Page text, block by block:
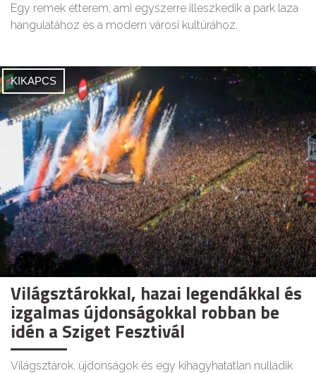
Egy remek étterem, ami egyszerre illeszkedik a park laza
hangulatához és a modern városi kultúrához.
KIKAPCS
Világsztárokkal, hazai legendákkal és
izgalmas újdonságokkal robban be
idén a Sziget Fesztivál
Világsztárok, újdonságok és egy kihagyhatatlan nulladik